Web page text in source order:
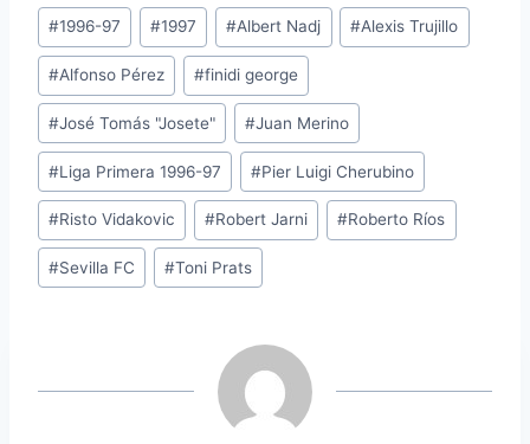
Etiquetas
de
la
entrada:
#1996-97 #1997 #Albert Nadj #Alexis Trujillo
#Alfonso Pérez #finidi george
#José Tomás "Josete" #Juan Merino
#Liga Primera 1996-97 #Pier Luigi Cherubino
#Risto Vidakovic #Robert Jarni #Roberto Ríos
#Sevilla FC #Toni Prats